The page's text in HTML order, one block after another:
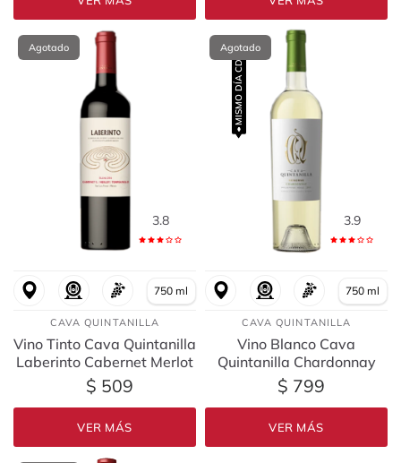
Agotado
3.8
750 ml
CAVA QUINTANILLA
Vino Tinto Cava Quintanilla
Laberinto Cabernet Merlot
Tempranillo 750 ml
$ 509
VER MÁS
Agotado
MISMO DÍA CDMX
3.9
750 ml
CAVA QUINTANILLA
Vino Blanco Cava
Quintanilla Chardonnay
Reserva 750 ml
$ 799
VER MÁS